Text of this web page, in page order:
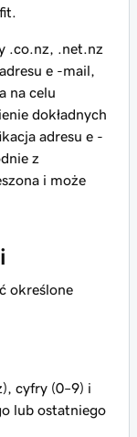
.co.nz, .net.nz
e -mail,
na celu
dokładnych
adresu e -
z
i może
określone
cyfry (0–9) i
lub ostatniego